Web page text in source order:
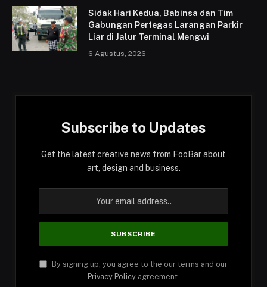
Sidak Hari Kedua, Babinsa dan Tim
Gabungan Pertegas Larangan Parkir
Liar di Jalur Terminal Mengwi
6 Agustus, 2026
Subscribe to Updates
Get the latest creative news from FooBar about
art, design and business.
By signing up, you agree to the our terms and our
Privacy Policy agreement.